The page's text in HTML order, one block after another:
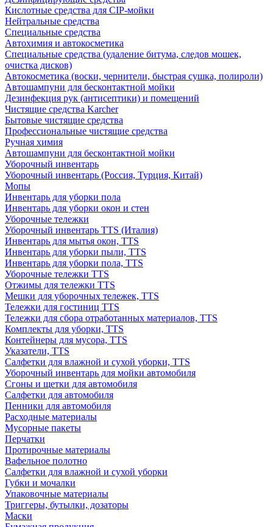
Кислотные средства для CIP-мойки
Нейтральные средства
Специальные средства
Автохимия и автокосметика
Специальные средства (удаление битума, следов мошек,
очистка дисков)
Автокосметика (воски, чернители, быстрая сушка, полироли)
Автошампуни для бесконтактной мойки
Дезинфекция рук (антисептики) и помещений
Чистящие средства Karcher
Бытовые чистящие средства
Профессиональные чистящие средства
Ручная химия
Автошампуни для бесконтактной мойки
Уборочный инвентарь
Уборочный инвентарь (Россия, Турция, Китай)
Мопы
Инвентарь для уборки пола
Инвентарь для уборки окон и стен
Уборочные тележки
Уборочный инвентарь TTS (Италия)
Инвентарь для мытья окон, TTS
Инвентарь для уборки пыли, TTS
Инвентарь для уборки пола, TTS
Уборочные тележки TTS
Отжимы для тележки TTS
Мешки для уборочных тележек, TTS
Тележки для гостиниц TTS
Тележки для сбора отработанных материалов, TTS
Комплекты для уборки, TTS
Контейнеры для мусора, TTS
Указатели, TTS
Салфетки для влажной и сухой уборки, TTS
Уборочный инвентарь для мойки автомобиля
Сгоны и щетки для автомобиля
Салфетки для автомобиля
Пенники для автомобиля
Расходные материалы
Мусорные пакеты
Перчатки
Протирочные материалы
Вафельное полотно
Салфетки для влажной и сухой уборки
Губки и мочалки
Упаковочные материалы
Триггеры, бутылки, дозаторы
Маски